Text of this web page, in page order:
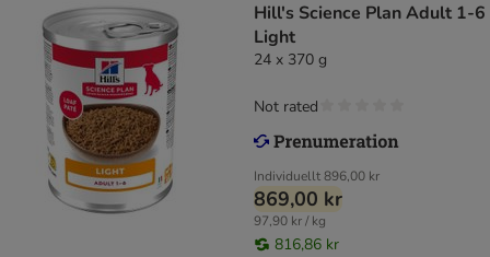
Hill's Science Plan Adult 1-6
Light
24 x 370 g
Individuellt896,00 kr
869,00 kr
97,90 kr / kg
816,86 kr
Not rated